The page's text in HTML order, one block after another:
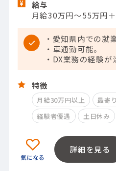
給与
月給30万円～55万円
・愛知県内での就
・車通勤可能。
・DX業務の経験が
特徴
月給30万円以上
最寄
経験者優遇
土日休み
詳細を見る